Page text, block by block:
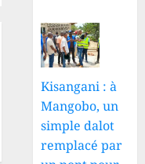
Kisangani : à
Mangobo, un
simple dalot
remplacé par